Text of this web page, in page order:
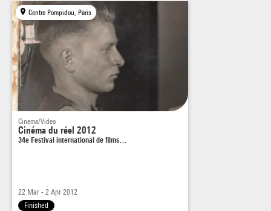
campagne à
Corbeil-Essonnes pour soutenir « son » candidat.
Centre Pompidou, Paris
Cinema/Video
Cinéma du réel 2012
34e Festival international de films…
22 Mar - 2 Apr 2012
Finished